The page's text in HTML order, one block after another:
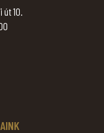
10.